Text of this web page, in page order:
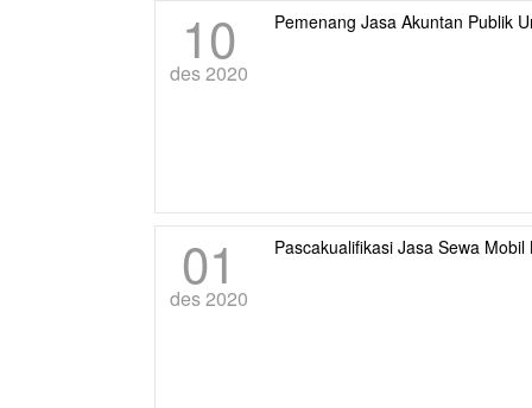
10
des 2020
Pemenang Jasa Akuntan Publik
01
des 2020
Pascakualifikasi Jasa Sewa Mobil